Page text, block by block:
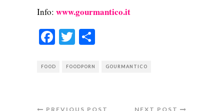
Info: www.gourmantico.it
Facebook
Twitter
FOOD FOODPORN GOURMANTICO
PREVIOUS POST NEXT POST